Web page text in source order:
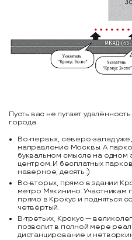
Пусть вас не пугает
города.
Во-первых, северо-запад
направление Москвы. А
буквальном смысле на одном
центром. И бесплатных
наверное, десять :)
Во-вторых, прямо в здании
метро Мякинино. Участникам
прямо в Крокус и подняться
четвёртый.
В-третьих, Крокус —
позволит в полной мере
дистанцирование и